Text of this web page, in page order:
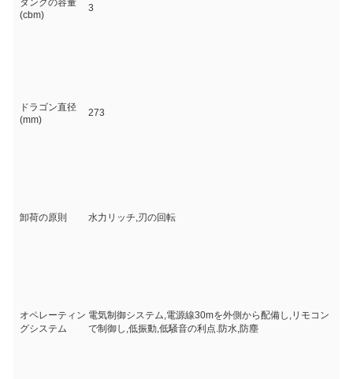
タンクの容量
(cbm)
3
ドラゴン直径
(mm)
273
卸荷の原則 水力リッチ,刃の回転
オペレーティン
グシステム
電気制御システム,電源線30mを外側から配備し,リモコン
で制御し,低振動,低騒音の利点.防水,防塵